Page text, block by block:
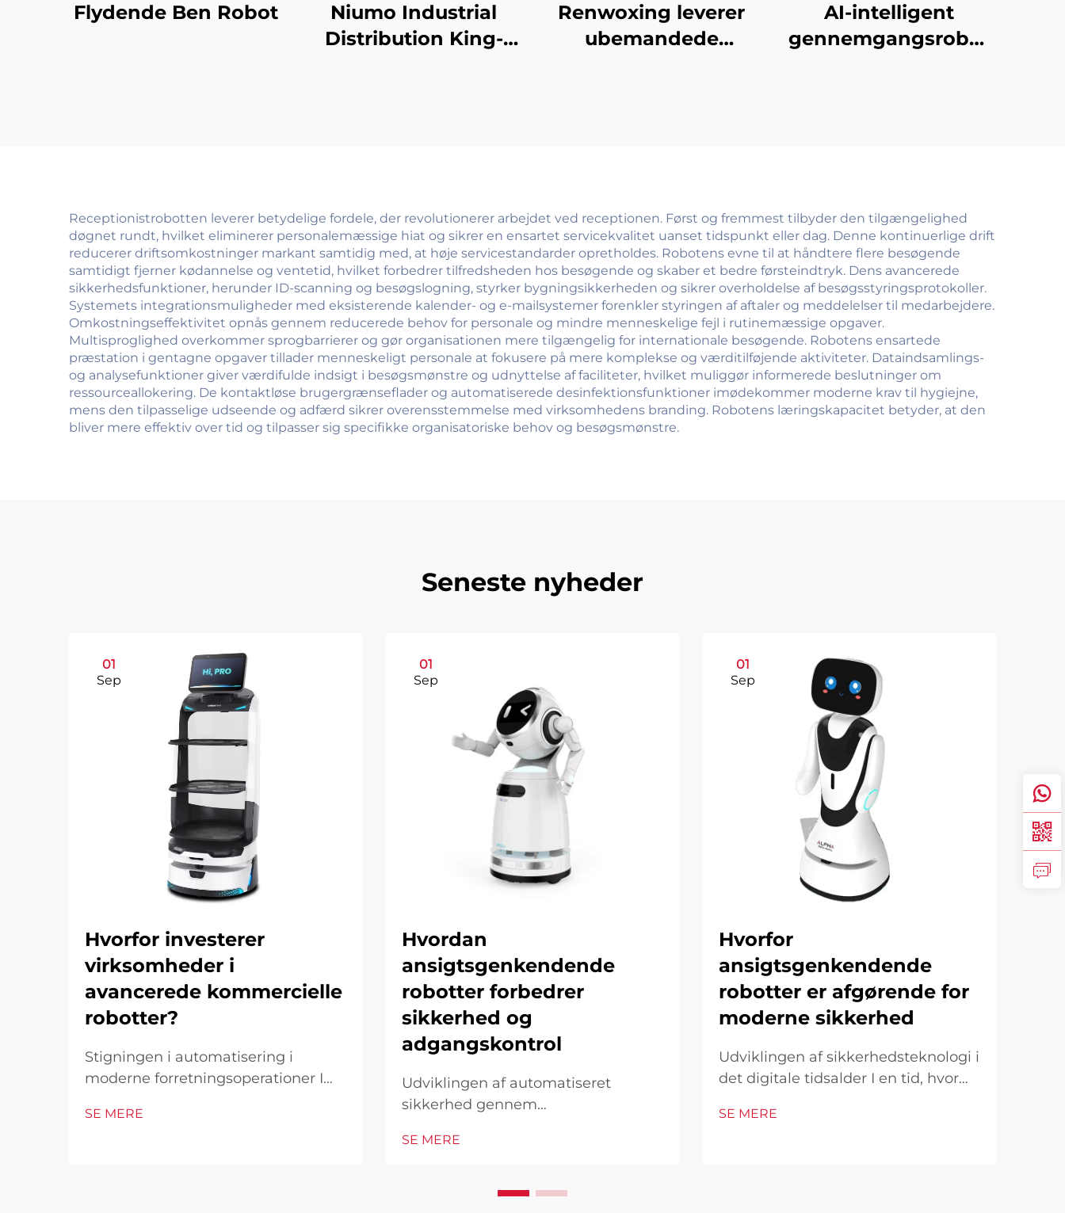
Flydende Ben Robot
Niumo Industrial
Distribution King-
Renwoxing leverer
ubemandede
AI-intelligent
gennemgangsrobot
Receptionistrobotten leverer betydelige fordele, der revolutionerer arbejdet ved receptionen. Først og fremmest tilbyder den tilgængelighed
døgnet rundt, hvilket eliminerer personalemæssige hiat og sikrer en ensartet servicekvalitet uanset tidspunkt eller dag. Denne kontinuerlige drift
reducerer driftsomkostninger markant samtidig med, at høje servicestandarder opretholdes. Robotens evne til at håndtere flere besøgende
samtidigt fjerner kødannelse og ventetid, hvilket forbedrer tilfredsheden hos besøgende og skaber et bedre førsteindtryk. Dens avancerede
sikkerhedsfunktioner, herunder ID-scanning og besøgslogning, styrker bygningsikkerheden og sikrer overholdelse af besøgsstyringsprotokoller.
Systemets integrationsmuligheder med eksisterende kalender- og e-mailsystemer forenkler styringen af aftaler og meddelelser til medarbejdere.
Omkostningseffektivitet opnås gennem reducerede behov for personale og mindre menneskelige fejl i rutinemæssige opgaver.
Multisproglighed overkommer sprogbarrierer og gør organisationen mere tilgængelig for internationale besøgende. Robotens ensartede
præstation i gentagne opgaver tillader menneskeligt personale at fokusere på mere komplekse og værditilføjende aktiviteter. Dataindsamlings-
og analysefunktioner giver værdifulde indsigt i besøgsmønstre og udnyttelse af faciliteter, hvilket muliggør informerede beslutninger om
ressourceallokering. De kontaktløse brugergrænseflader og automatiserede desinfektionsfunktioner imødekommer moderne krav til hygiejne,
mens den tilpasselige udseende og adfærd sikrer overensstemmelse med virksomhedens branding. Robotens læringskapacitet betyder, at den
bliver mere effektiv over tid og tilpasser sig specifikke organisatoriske behov og besøgsmønstre.
Seneste nyheder
01
Sep
Hvorfor investerer
virksomheder i
avancerede kommercielle
robotter?
Stigningen i automatisering i
moderne forretningsoperationer I
forretningsmiljø i dag er
SE MERE
01
Sep
Hvordan
ansigtsgenkendende
robotter forbedrer
sikkerhed og
adgangskontrol
Udviklingen af automatiseret
sikkerhed gennem
teknologiske landskab har
sig at være en hjørnesten i moderne
SE MERE
01
Sep
Hvorfor
ansigtsgenkendende
robotter er afgørende for
moderne sikkerhed
Udviklingen af sikkerhedsteknologi i
det digitale tidsalder I en tid, hvor
bliver mere sofistikerede, er
SE MERE